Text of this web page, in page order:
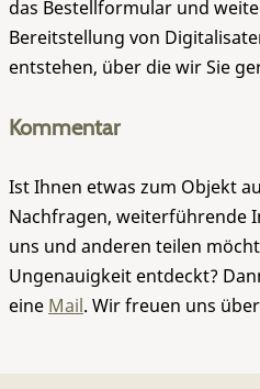
das Bestellformular und
Bereitstellung von
entstehen, über die wir Sie
Kommentar
Ist Ihnen etwas zum Objekt
Nachfragen, weiterführende
uns und anderen teilen
Ungenauigkeit entdeckt?
eine Mail. Wir freuen uns